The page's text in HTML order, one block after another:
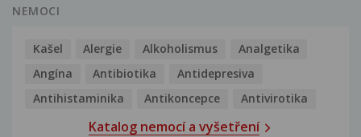
NEMOCI
Kašel Alergie Alkoholismus
Analgetika
Angína
Antibiotika
Antidepresiva
Antihistaminika
Antikoncepce Antivirotika
Katalog nemocí a vyšetření